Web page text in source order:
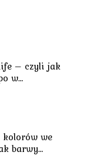
– czyli jak
w
we
barwy